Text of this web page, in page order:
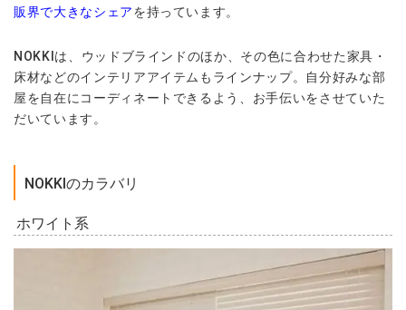
販界で大きなシェアを持っています。
NOKKIは、ウッドブラインドのほか、その色に合わせた家具・
床材などのインテリアアイテムもラインナップ。自分好みな部
屋を自在にコーディネートできるよう、お手伝いをさせていた
だいています。
NOKKIのカラバリ
ホワイト系